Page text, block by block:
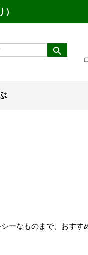
ーなものまで、おすす